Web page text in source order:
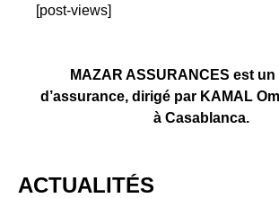
[post-views]
MAZAR ASSURANCES est
d’assurance, dirigé par KAMAL
à Casablanca.
ACTUALITÉS